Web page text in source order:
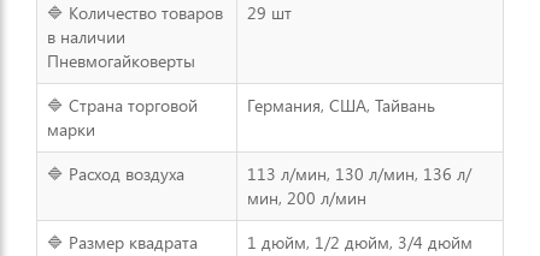
🔷 Количество товаров
в наличии
Пневмогайковерты
29 шт
🔷 Страна торговой
марки
Германия, США, Тайвань
🔷 Расход воздуха
113 л/мин, 130 л/мин, 136 л/
мин, 200 л/мин
🔷 Размер квадрата
1 дюйм, 1/2 дюйм, 3/4 дюйм